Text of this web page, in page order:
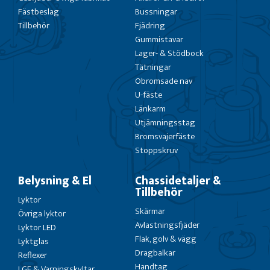
Fästbeslag
Tillbehör
Bussningar
Fjädring
Gummistavar
Lager- & Stödbock
Tätningar
Obromsade nav
U-fäste
Länkarm
Utjämningsstag
Bromsvajerfäste
Stoppskruv
Belysning & El
Lyktor
Övriga lyktor
Lyktor LED
Lyktglas
Reflexer
Chassidetaljer &
Tillbehör
Skärmar
Avlastningsfjäder
Flak, golv & vägg
Dragbalkar
Handtag